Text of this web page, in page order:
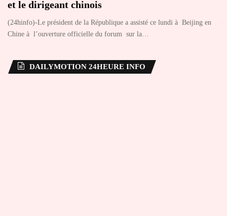
et le dirigeant chinois
(24hinfo)-Le président de la République a assisté ce lundi à Beijing en
Chine à l’ouverture officielle du forum sur la…
DAILYMOTION 24HEURE INFO